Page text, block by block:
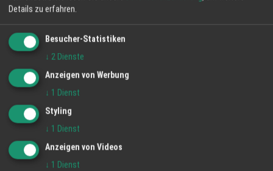
am 10.05.2026 von 12:00 – 14:30 Uhr
Erwachsene 36,00 € p.P. excl. Getränke
Details zu erfahren.
Besucher-Statistiken
↓ 2 Dienste
Anzeigen von Werbung
↓ 1 Dienst
Styling
↓ 1 Dienst
Anzeigen von Videos
↓ 1 Dienst